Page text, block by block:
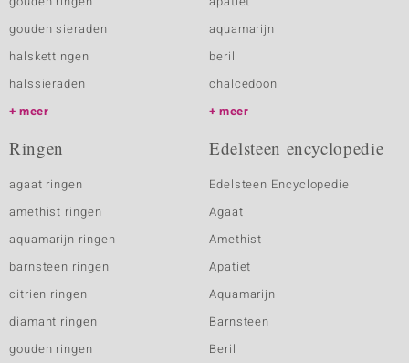
gouden sieraden
halskettingen
halssieraden
meer
aquamarijn
beril
chalcedoon
meer
Ringen
agaat ringen
amethist ringen
aquamarijn ringen
barnsteen ringen
citrien ringen
diamant ringen
gouden ringen
Edelsteen encyclopedie
Edelsteen Encyclopedie
Agaat
Amethist
Apatiet
Aquamarijn
Barnsteen
Beril